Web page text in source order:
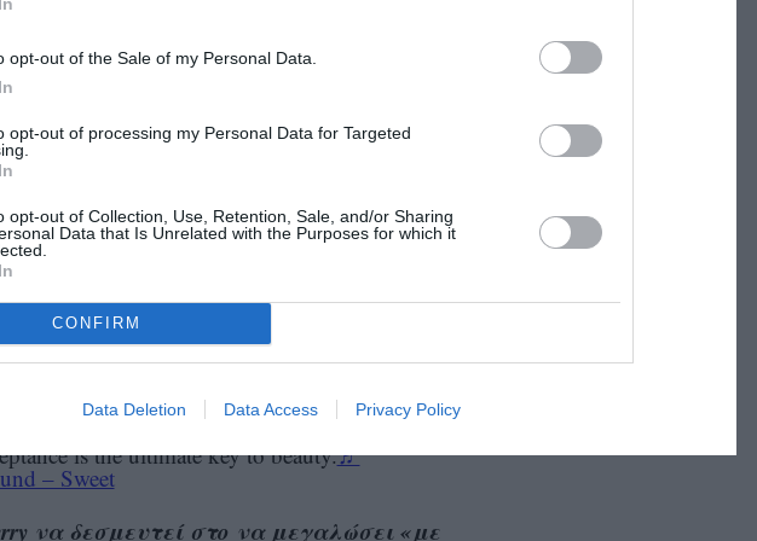
opt-out of the Sale of my Personal Data.
opt-out of processing my Personal Data for Targeted
opt-out of Collection, Use, Retention, Sale, and/or Sharing
Data that Is Unrelated with the Purposes for which it
CONFIRM
Data Deletion Data Access Privacy Policy
ότι η Berry, η οποία σήμερα είναι 58
συχνά ένιωθε ότι την υποτιμούσαν
κάτι άλλο εκτός από το “Θεέ μου, είσαι
«Λαχταρούσα να ακούσω άλλες λέξεις.
από αυτό».
to extreme measures. In this heartfelt
natural and beautiful part of life. Let’s
is the ultimate key to beauty.♬
– Sweet
να δεσμευτεί στο να μεγαλώσει «με